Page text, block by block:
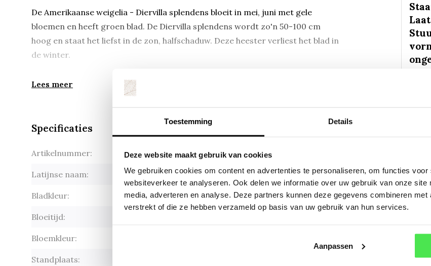
Toestemming Details
Deze website maakt gebruik van cookies
We gebruiken cookies om content en advertenties te personaliseren, om functies
websiteverkeer te analyseren. Ook delen we informatie over uw gebruik van onze
media, adverteren en analyse. Deze partners kunnen deze gegevens combineren
verstrekt of die ze hebben verzameld op basis van uw gebruik van hun services.
Aanpassen
De Amerikaanse weigelia - Diervilla splendens bloeit in mei, juni met gele
bloemen en heeft groen blad. De Diervilla splendens wordt zo'n 50-100 cm
hoog en staat het liefst in de zon, halfschaduw. Deze heester verliest het blad in
de winter.
Lees meer
Specificaties
Artikelnummer: Diervilla splendens Diva op stam
Latijnse naam: Diervilla splendens Diva op stam
Bladkleur: Groen
Bloeitijd:
Bloemkleur:
Standplaats: